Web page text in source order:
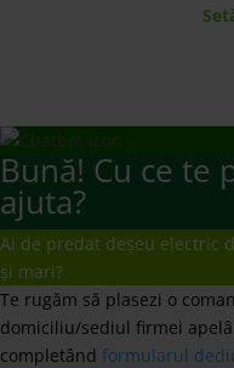
Bună! Cu ce te
ajuta?
Ai de predat deșeu electric
și mari?
Te rugăm să plasezi o
domiciliu/sediul firmei
completând formularul